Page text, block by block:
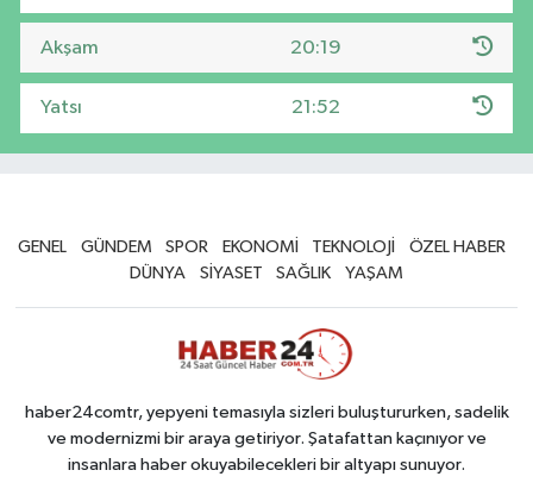
Akşam 20:19
Yatsı 21:52
GENEL GÜNDEM SPOR EKONOMİ TEKNOLOJİ
ÖZEL HABER
DÜNYA
SİYASET SAĞLIK YAŞAM
haber24comtr, yepyeni temasıyla sizleri buluştururken, sadelik
ve modernizmi bir araya getiriyor. Şatafattan kaçınıyor ve
insanlara haber okuyabilecekleri bir altyapı sunuyor.